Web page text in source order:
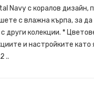
Navy с коралов дизайн,
с влажна кърпа, за
други колекции. *
и настройките като
..